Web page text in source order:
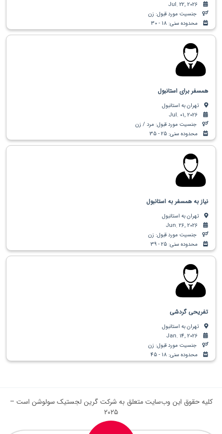
همسفر برای استانبول
تهران به استانبول
نیاز به همسفر به استانبول
تهران به استانبول
تفریحی گردشی
تهران به استانبول
کلیه حقوق این وب‌سایت متعلق به شرکت گرین لجستیک سولوشن است –
۲۰۲۵